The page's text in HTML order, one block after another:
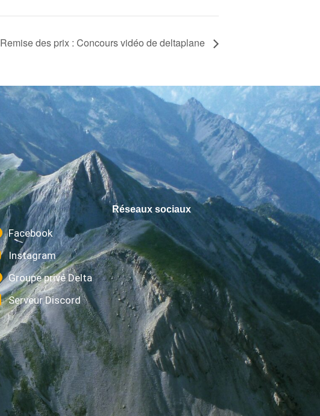
Remise des prix : Concours vidéo de deltaplane
Réseaux sociaux
Facebook
Instagram
Groupe privé Delta
Serveur Discord